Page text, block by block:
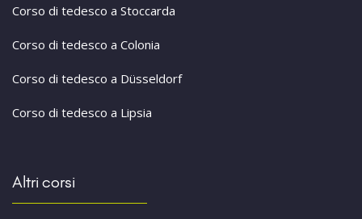
Corso di tedesco a Stoccarda
Corso di tedesco a Colonia
Corso di tedesco a Düsseldorf
Corso di tedesco a Lipsia
Altri corsi